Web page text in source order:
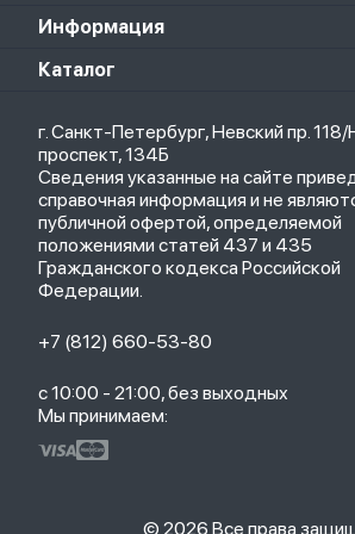
Xiaomi Redmi Pad
Роботы-пылесосы
Стилусы
Товары для детей
Саундбары
Мониторы
ТВ-приставки
Аксессуары к пылесосам и швабрам
Чехлы
Рюкзаки
Кабели
Зарядные устройства
Информация
О магазине
Политика конфиденциальности
Оплата и доставка
Партнерская программа
Гарантия
Обмен и возврат
Бонусы
Trade-in
Каталог
Новые поступления
Популярное
Акции
г. Санкт-Петербург, Невский пр. 118/
проспект, 134Б
Сведения указанные на сайте
справочная информация и не
публичной офертой, определяемой
положениями статей 437 и 435
Гражданского кодекса Российской
Федерации.
+7 (812) 660-53-80
с 10:00 - 21:00, без выходных
Мы принимаем:
© 2026 Все права